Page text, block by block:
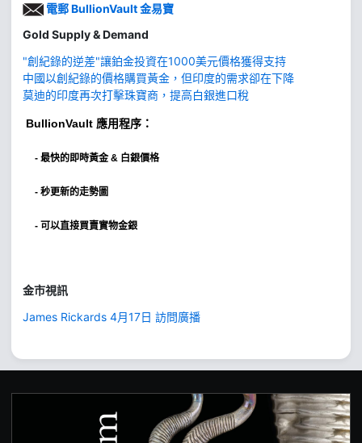
電郵 BullionVault 金易寶
Gold Supply & Demand
"創紀錄的逆差"讓鉑金投資在1000美元價格獲得支持
中國以創紀錄的價格購買黃金，但印度的需求卻在下降
莫迪的印度再次打擊珠寶商，提高白銀進口稅
BullionVault 應用程序：
- 最快的即時黃金 & 白銀價格
- 秒更新的走勢圖
- 可以直接買賣實物金銀
金市視訊
James Rickards 4月17日 訪問廣播